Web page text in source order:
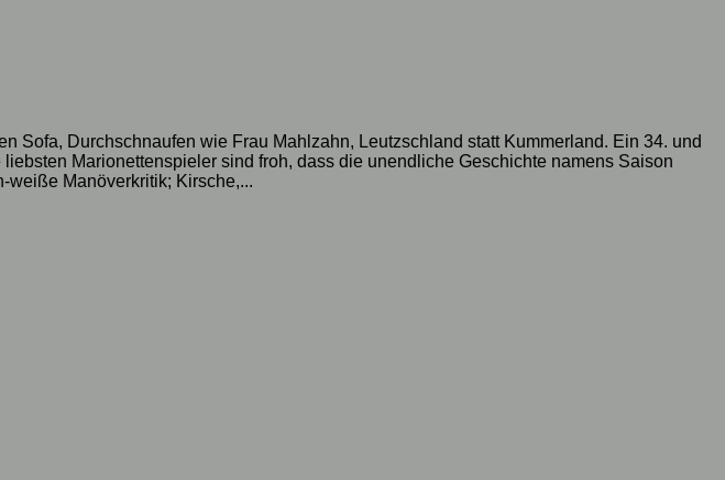
Sofa, Durchschnaufen wie Frau Mahlzahn, Leutzschland statt Kummerland. Ein 34. und
Marionettenspieler sind froh, dass die unendliche Geschichte namens Saison
weiße Manöverkritik; Kirsche,...